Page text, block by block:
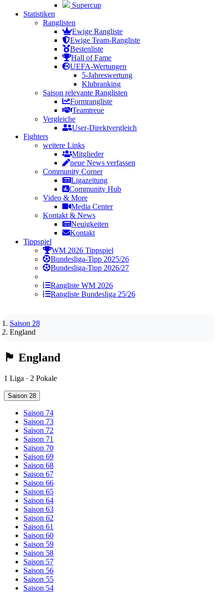
Supercup
Statistiken
Ranglisten
Ewige Rangliste
Ewige Team-Rangliste
Bestenliste
Hall of Fame
UEFA-Wertungen
5-Jahreswertung
Klubranking
Saison relevante Ranglisten
Formrangliste
Teamtreue
Vergleiche
User-Direktvergleich
Fighters
weitere Links
Mitglieder
neue News verfassen
Community Corner
Ligazeitung
Community Hub
Video & More
Media Center
Kontakt & News
Neuigkeiten
Kontakt
Tippspiel
WM 2026 Tippspiel
Bundesliga-Tipp 2025/26
Bundesliga-Tipp 2026/27
Rangliste WM 2026
Rangliste Bundesliga 25/26
Saison 28
England
🏴󠁧󠁢󠁥󠁮󠁧󠁿 England
1 Liga · 2 Pokale
Saison 28
Saison 74
Saison 73
Saison 72
Saison 71
Saison 70
Saison 69
Saison 68
Saison 67
Saison 66
Saison 65
Saison 64
Saison 63
Saison 62
Saison 61
Saison 60
Saison 59
Saison 58
Saison 57
Saison 56
Saison 55
Saison 54